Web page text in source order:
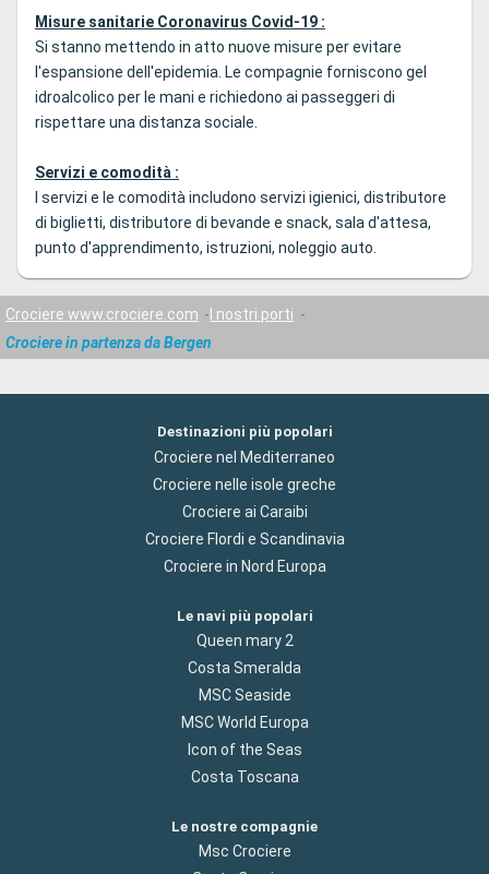
Misure sanitarie Coronavirus Covid-19 :
Si stanno mettendo in atto nuove misure per evitare
l'espansione dell'epidemia. Le compagnie forniscono gel
idroalcolico per le mani e richiedono ai passeggeri di
rispettare una distanza sociale.
Servizi e comodità :
I servizi e le comodità includono servizi igienici, distributore
di biglietti, distributore di bevande e snack, sala d'attesa,
punto d'apprendimento, istruzioni, noleggio auto.
Crociere www.crociere.com
I nostri porti
Crociere in partenza da Bergen
Destinazioni più popolari
Crociere nel Mediterraneo
Crociere nelle isole greche
Crociere ai Caraibi
Crociere Flordi e Scandinavia
Crociere in Nord Europa
Le navi più popolari
Queen mary 2
Costa Smeralda
MSC Seaside
MSC World Europa
Icon of the Seas
Costa Toscana
Le nostre compagnie
Msc Crociere